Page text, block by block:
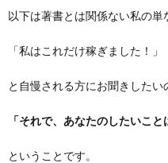
以下は著書とは関係ない私の単
「私はこれだけ稼ぎました！」
と自慢される方にお聞きしたい
「それで、あなたのしたいこと
ということです。